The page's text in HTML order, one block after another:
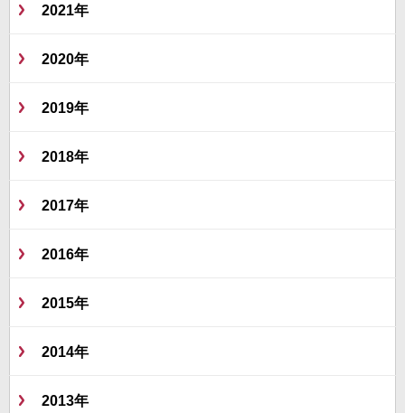
2021年
2020年
2019年
2018年
2017年
2016年
2015年
2014年
2013年